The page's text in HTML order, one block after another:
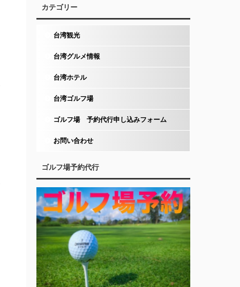
カテゴリー
台湾観光
台湾グルメ情報
台湾ホテル
台湾ゴルフ場
ゴルフ場 予約代行申し込みフォーム
お問い合わせ
ゴルフ場予約代行